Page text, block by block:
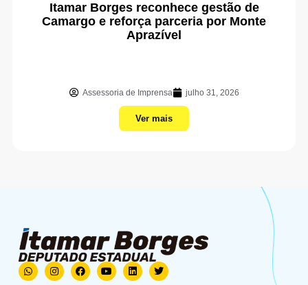
Itamar Borges reconhece gestão de
Camargo e reforça parceria por Monte
Aprazível
Assessoria de Imprensa julho 31, 2026
Ver mais